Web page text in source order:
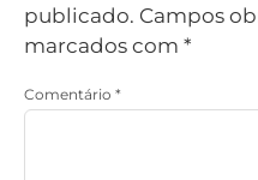
publicado. Campos
marcados com *
Comentário *